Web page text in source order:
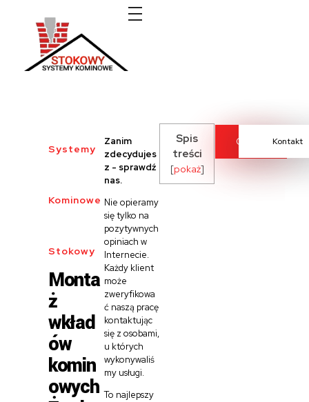
Systemy
Kominowe
Stokowy
Monta
ż
wkład
ów
komin
owych
Zanim
zdecydujes
z - sprawdź
nas.
Nie opieramy
się tylko na
pozytywnych
opiniach w
Internecie.
Każdy klient
może
zweryfikowa
ć naszą pracę
kontaktując
się z osobami,
u których
wykonywaliś
my usługi.
To najlepszy
Spis
treści
[pokaż]
Cennik Kontakt